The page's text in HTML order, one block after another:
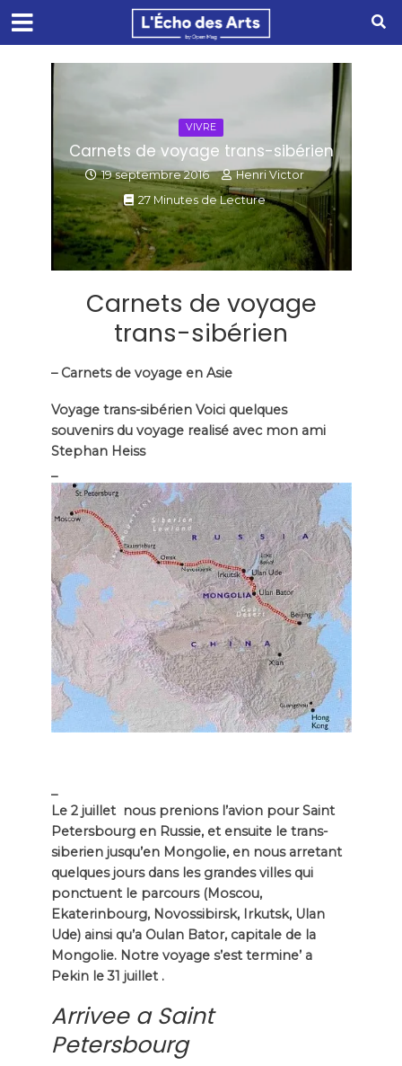
VIVRE
Carnets de voyage trans-sibérien
19 septembre 2016
Henri Victor
27 Minutes de Lecture
Carnets de voyage
trans-sibérien
– Carnets de voyage en Asie
Voyage trans-sibérien Voici quelques
souvenirs du voyage realisé avec mon ami
Stephan Heiss
_
Le 2 juillet nous prenions l’avion pour Saint
Petersbourg en Russie, et ensuite le trans-
siberien jusqu’en Mongolie, en nous arretant
quelques jours dans les grandes villes qui
ponctuent le parcours (Moscou,
Ekaterinbourg, Novossibirsk, Irkutsk, Ulan
Ude) ainsi qu’a Oulan Bator, capitale de la
Mongolie. Notre voyage s’est termine’ a
Pekin le 31 juillet .
Arrivee a Saint
Petersbourg